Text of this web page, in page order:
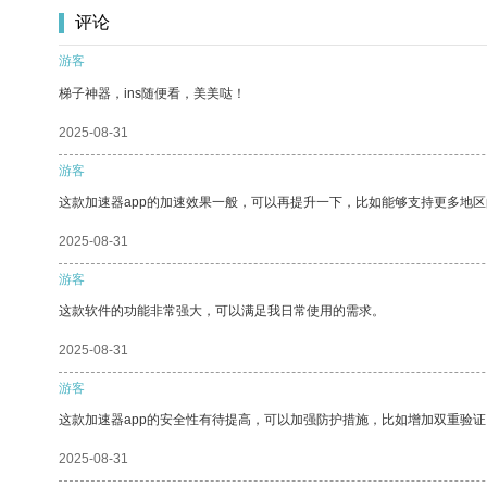
评论
游客
梯子神器，ins随便看，美美哒！
2025-08-31
游客
这款加速器app的加速效果一般，可以再提升一下，比如能够支持更多地区
2025-08-31
游客
这款软件的功能非常强大，可以满足我日常使用的需求。
2025-08-31
游客
这款加速器app的安全性有待提高，可以加强防护措施，比如增加双重验证
2025-08-31